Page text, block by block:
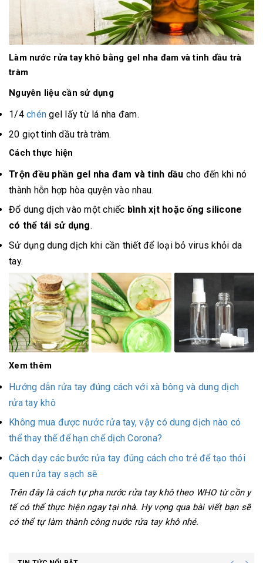
Làm nước rửa tay khô bằng gel nha đam và tinh dầu trà
tràm
Nguyên liệu cần sử dụng
1/4 chén gel lấy từ lá nha đam.
20 giọt tinh dầu trà tràm.
Cách thực hiện
Trộn đều phần gel nha đam và tinh dầu cho đến khi nó
thành hỗn hợp hòa quyện vào nhau.
Đổ dung dịch vào một chiếc bình xịt hoặc ống silicone
có thể tái sử dụng.
Sử dụng dung dịch khi cần thiết để loại bỏ virus khỏi da
tay.
Xem thêm
Hướng dẫn rửa tay đúng cách với xà bông và dung dịch
rửa tay khô
Không mua được nước rửa tay, vậy có dung dịch nào có
thể thay thế để hạn chế dịch Corona?
Cách dạy các bước rửa tay đúng cách cho trẻ để tạo thói
quen rửa tay sạch sẽ
Trên đây là cách tự pha nước rửa tay khô theo WHO từ cồn y
tế có thể thực hiện ngay tại nhà. Hy vọng qua bài viết bạn sẽ
có thể tự làm thành công nước rửa tay khô nhé.